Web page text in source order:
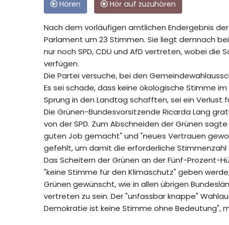
Hören Hör auf zuzuhören
Nach dem vorläufigen amtlichen Endergebnis
Parlament um 23 Stimmen. Sie liegt demnach
nur noch SPD, CDU und AfD vertreten, wobei
verfügen.
Die Partei versuche, bei den
Es sei schade, dass keine ökologische Stimme
Sprung in den Landtag schafften, sei ein Verlust
Die Grünen-Bundesvorsitzende Ricarda Lang
von der SPD. Zum Abschneiden der Grünen
guten Job gemacht" und "neues Vertrauen
gefehlt, um damit die erforderliche Stimmenzahl
Das Scheitern der Grünen an der Fünf-Prozent-
"keine Stimme für den Klimaschutz" geben
Grünen gewünscht, wie in allen übrigen
vertreten zu sein. Der "unfassbar knappe"
Demokratie ist keine Stimme ohne Bedeutung",